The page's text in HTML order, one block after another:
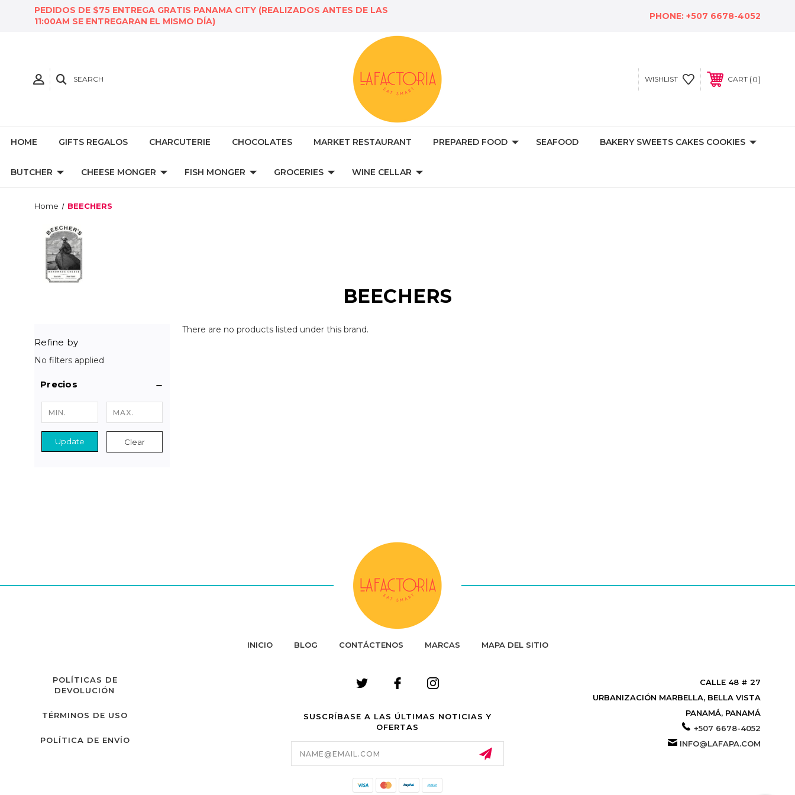
PEDIDOS DE $75 ENTREGA GRATIS PANAMA CITY (REALIZADOS ANTES DE LAS
11:00AM SE ENTREGARAN EL MISMO DÍA)
PHONE: +507 6678-4052
SEARCH WISHLIST CART 0
HOME GIFTS REGALOS CHARCUTERIE CHOCOLATES MARKET RESTAURANT PREPARED FOOD SEAFOOD BAKERY SWEETS CAKES COOKIES
BUTCHER CHEESE MONGER FISH MONGER GROCERIES WINE CELLAR
Home BEECHERS
BEECHERS
Refine by
No filters applied
Precios
Update Clear
There are no products listed under this brand.
INICIO BLOG CONTÁCTENOS MARCAS MAPA DEL SITIO
POLÍTICAS DE
DEVOLUCIÓN
TÉRMINOS DE USO
POLÍTICA DE ENVÍO
SUSCRÍBASE A LAS ÚLTIMAS NOTICIAS Y
OFERTAS
Email
Address
CALLE 48 # 27
URBANIZACIÓN MARBELLA, BELLA VISTA
PANAMÁ, PANAMÁ
+507 6678-4052
INFO@LAFAPA.COM